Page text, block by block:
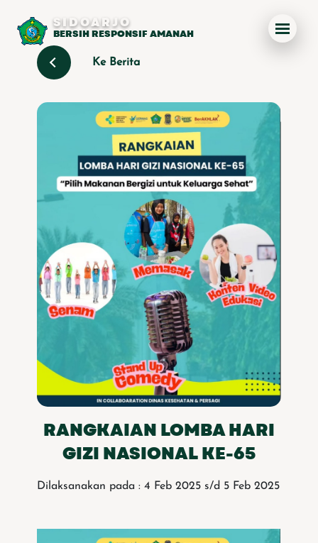
SIDOARJO
BERSIH RESPONSIF AMANAH
Ke Berita
RANGKAIAN LOMBA HARI
GIZI NASIONAL KE-65
Dilaksanakan pada : 4 Feb 2025 s/d 5 Feb 2025